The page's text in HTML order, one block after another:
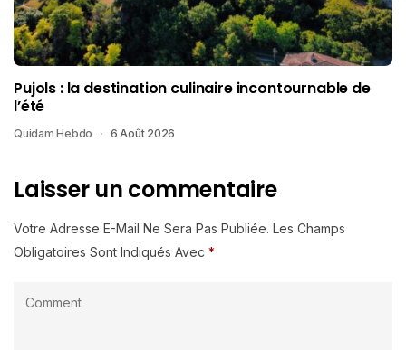
Pujols : la destination culinaire incontournable de
l’été
Quidam Hebdo 6 Août 2026
Laisser un commentaire
Votre Adresse E-Mail Ne Sera Pas Publiée. Les Champs
Obligatoires Sont Indiqués Avec *